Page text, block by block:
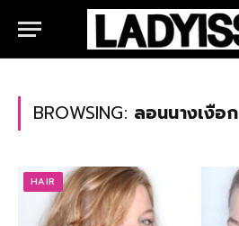
BROWSING: ลอนนางเงือก
HAIR